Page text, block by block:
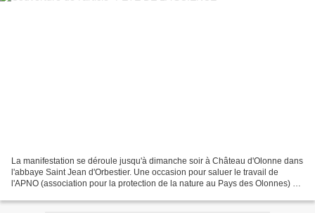
La manifestation se déroule jusqu'à dimanche soir à Château d'Olonne dans
l'abbaye Saint Jean d'Orbestier. Une occasion pour saluer le travail de
l'APNO (association pour la protection de la nature au Pays des Olonnes) Le